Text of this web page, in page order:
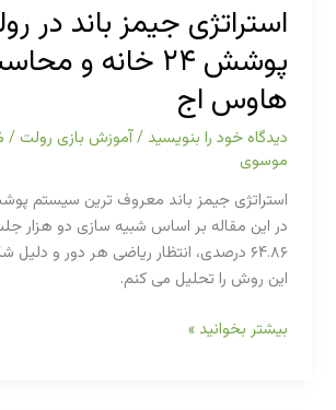
تحلیل
ریاضی
هاوس
اج
و
انتخاب
درست
استراتژی جیمز باند در
پوشش ۲۴ خانه و
هاوس اج
دیدگاه‌ خود را بنویسید /آموزش بازی رولت/
موسوی
استراتژی جیمز باند معروف ترین سیستم
در این مقاله بر اساس شبیه سازی دو هزار
۶۴.۸۶ درصدی، انتظار ریاضی هر دور و
این روش را تحلیل می کنم.
استراتژی
بیشتر بخوانید »